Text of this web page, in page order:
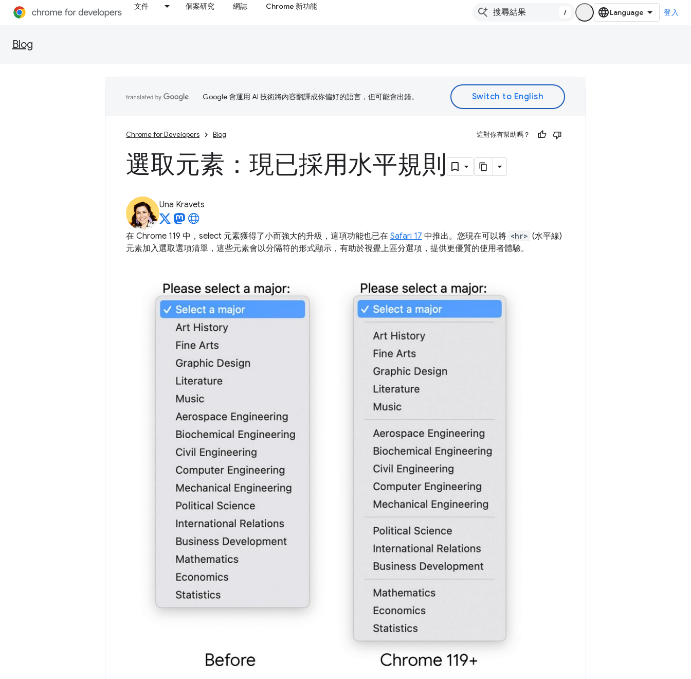
文件 個案研究 網誌 Chrome 新功能
/ 登入
Blog
Google 會運用 AI 技術將內容翻譯成你偏好的語言，但可能會出錯。
Chrome for Developers Blog 這對你有幫助嗎？
選取元素：現已採用水平規則
Una Kravets
在 Chrome 119 中，select 元素獲得了小而強大的升級，這項功能也已在 Safari 17 中推出。您現在可以將 <hr> (水平線)
元素加入選取選項清單，這些元素會以分隔符的形式顯示，有助於視覺上區分選項，提供更優質的使用者體驗。